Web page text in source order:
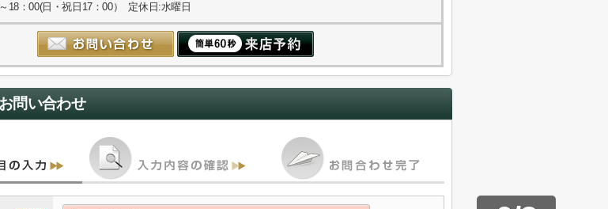
18：00(日・祝日17：00） 定休日:水曜日
問い合わせ